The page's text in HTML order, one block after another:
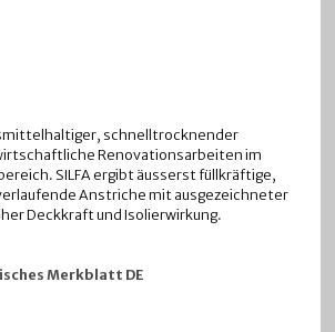
schnelltrocknender
Renovationsarbeiten im
SILFA ergibt äusserst füllkräftige,
Anstriche mit ausgezeichneter
Deckkraft und Isolierwirkung.
Merkblatt DE